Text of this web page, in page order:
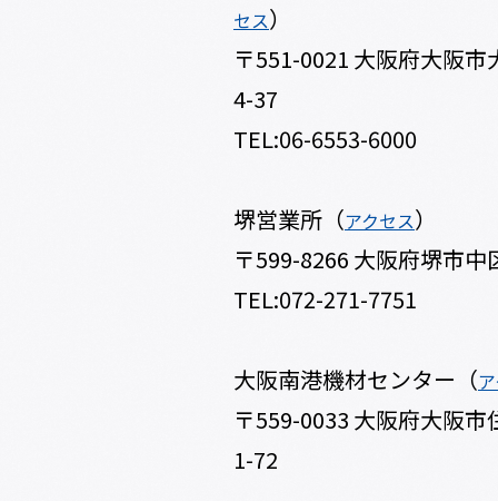
セス）
〒551-0021 大阪府大阪
4-37
TEL:06-6553-6000
堺営業所（アクセス）
〒599-8266 大阪府堺市中
TEL:072-271-7751
大阪南港機材センター（
〒559-0033 大阪府大阪
1-72